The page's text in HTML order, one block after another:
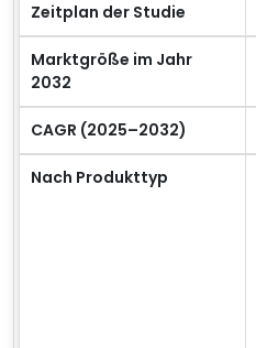
Zeitplan der Studie
Marktgröße im Jahr
2032
CAGR (2025–2032)
Nach Produkttyp